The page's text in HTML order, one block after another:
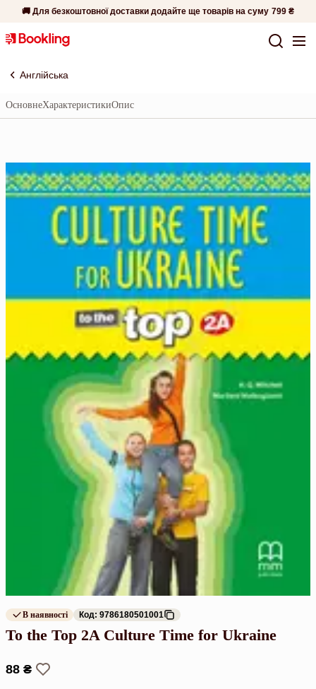
🚚 Для безкоштовної доставки додайте ще товарів на суму 799 ₴
Англійська
ОсновнеХарактеристикиОпис
В наявності Код: 9786180501001
To the Top 2A Culture Time for Ukraine
88 ₴